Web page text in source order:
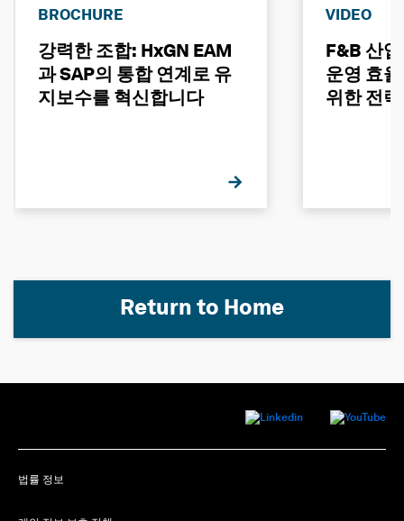
BROCHURE
강력한 조합: HxGN EAM
과 SAP의 통합 연계로 유
지보수를 혁신합니다
VIDEO
F&B 산
운영 효
위한 전략
Return to Home
법률 정보